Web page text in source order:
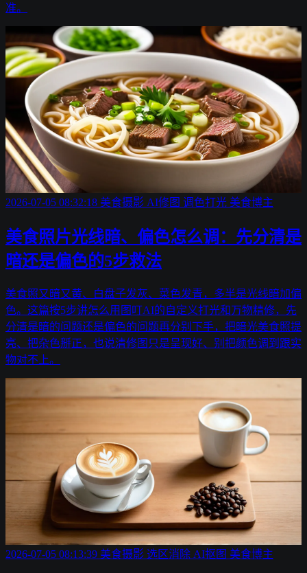
准。
2026-07-05 08:32:18 美食摄影 AI修图 调色打光 美食博主
美食照片光线暗、偏色怎么调：先分清是
暗还是偏色的5步救法
美食照又暗又黄、白盘子发灰、菜色发青，多半是光线暗加偏
色。这篇按5步讲怎么用图叮AI的自定义打光和万物精修，先
分清是暗的问题还是偏色的问题再分别下手，把暗光美食照提
亮、把杂色掰正，也说清修图只是呈现好、别把颜色调到跟实
物对不上。
2026-07-05 08:13:39 美食摄影 选区消除 AI抠图 美食博主